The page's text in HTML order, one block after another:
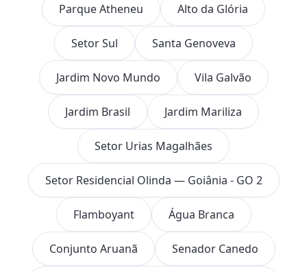
Parque Atheneu Alto da Glória
Setor Sul Santa Genoveva
Jardim Novo Mundo Vila Galvão
Jardim Brasil Jardim Mariliza
Setor Urias Magalhães
Setor Residencial Olinda — Goiânia - GO 2
Flamboyant Água Branca
Conjunto Aruanã Senador Canedo